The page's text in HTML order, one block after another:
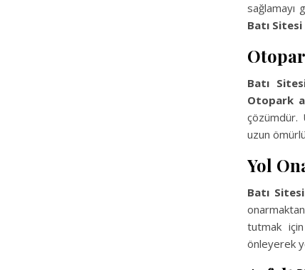
Batı
Batı
Otopark
çözümdür.
uzun
Yol
Batı
tutmak
önleyerek